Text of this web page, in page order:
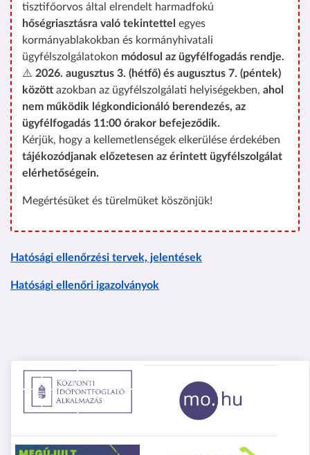
tisztifőorvos által elrendelt harmadfokú
hőségriasztásra való tekintettel egyes
kormányablakokban és kormányhivatali
ügyfélszolgálatokon módosul az ügyfélfogadás rendje.
⚠️ 2026. augusztus 3. (hétfő) és augusztus 7. (péntek)
között azokban az ügyfélszolgálati helyiségekben, ahol
nem működik légkondicionáló berendezés, az
ügyfélfogadás 11:00 órakor befejeződik.
Kérjük, hogy a kellemetlenségek elkerülése érdekében
tájékozódjanak előzetesen az érintett ügyfélszolgálat
elérhetőségein.
Megértésüket és türelmüket köszönjük!
Hatósági ellenőrzési tervek, jelentések
Hatósági ellenőri igazolványok